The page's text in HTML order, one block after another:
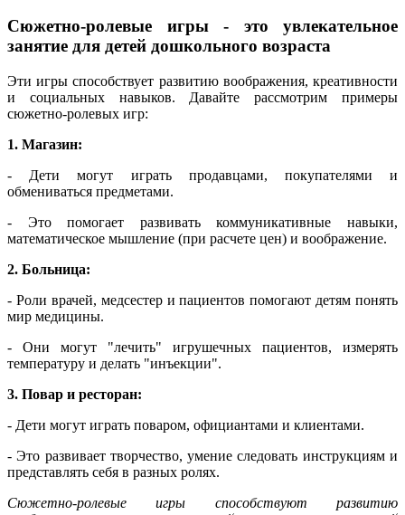
Сюжетно-ролевые игры - это увлекательное
занятие для детей дошкольного возраста
Эти игры способствует развитию воображения, креативности
и социальных навыков. Давайте рассмотрим примеры
сюжетно-ролевых игр:
1. Магазин:
- Дети могут играть продавцами, покупателями и
обмениваться предметами.
- Это помогает развивать коммуникативные навыки,
математическое мышление (при расчете цен) и воображение.
2. Больница:
- Роли врачей, медсестер и пациентов помогают детям понять
мир медицины.
- Они могут "лечить" игрушечных пациентов, измерять
температуру и делать "инъекции".
3. Повар и ресторан:
- Дети могут играть поваром, официантами и клиентами.
- Это развивает творчество, умение следовать инструкциям и
представлять себя в разных ролях.
Сюжетно-ролевые игры способствуют развитию